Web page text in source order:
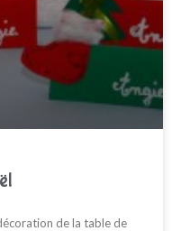
de la table de